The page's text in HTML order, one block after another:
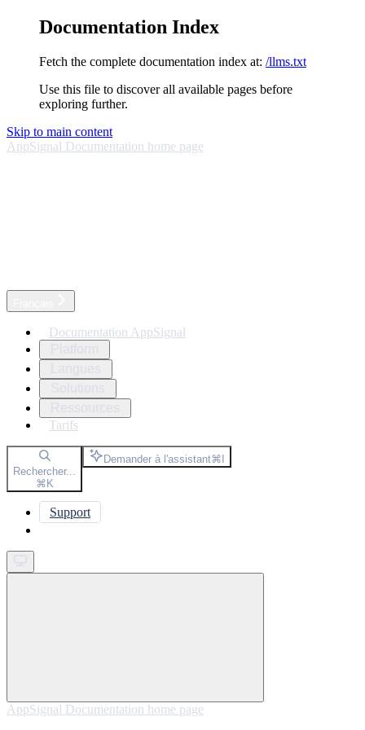
Documentation Index
Fetch the complete documentation index at: /llms.txt
Use this file to discover all available pages before
exploring further.
Skip to main content
AppSignal Documentation home page
Documentation AppSignal
Tarifs
Rechercher...
⌘K
Demander à l'assistant⌘I
Support
AppSignal Documentation home page